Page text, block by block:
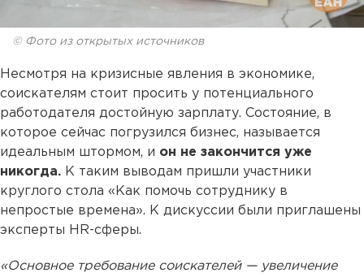
© Фото из открытых источников
Несмотря на кризисные явления в экономике,
соискателям стоит просить у потенциального
работодателя достойную зарплату. Состояние, в
которое сейчас погрузился бизнес, называется
идеальным штормом, и он не закончится уже
никогда. К таким выводам пришли участники
круглого стола «Как помочь сотруднику в
непростые времена». К дискуссии были приглашены
эксперты HR-сферы.
«Основное требование соискателей — увеличение